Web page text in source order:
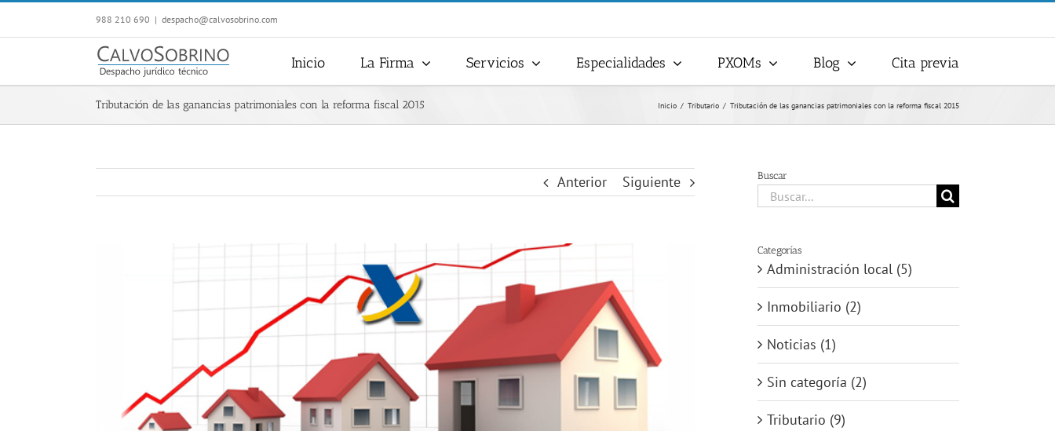
988 210 690 | despacho@calvosobrino.com
Inicio La Firma Servicios Especialidades PXOMs Blog Cita previa
Tributación de las ganancias patrimoniales con la reforma fiscal 2015 Inicio Tributario Tributación de las ganancias patrimoniales con la reforma fiscal 2015
Anterior Siguiente Buscar
Buscar:
Categorías
Administración local (5)
Inmobiliario (2)
Noticias (1)
Sin categoría (2)
Tributario (9)